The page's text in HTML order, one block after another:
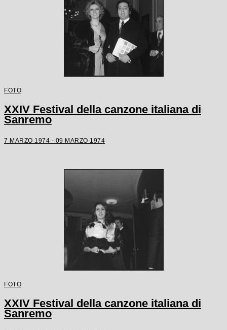
FOTO
XXIV Festival della canzone italiana di
Sanremo
7 MARZO 1974 - 09 MARZO 1974
FOTO
XXIV Festival della canzone italiana di
Sanremo